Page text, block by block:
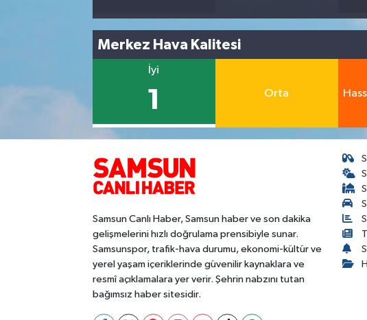
Merkez Hava Kalitesi
İyi
1 Orta
Samsun Canlı Haber, Samsun haber ve son dakika
gelişmelerini hızlı doğrulama prensibiyle sunar.
Samsunspor, trafik-hava durumu, ekonomi-kültür ve
yerel yaşam içeriklerinde güvenilir kaynaklara ve
resmî açıklamalara yer verir. Şehrin nabzını tutan
bağımsız haber sitesidir.